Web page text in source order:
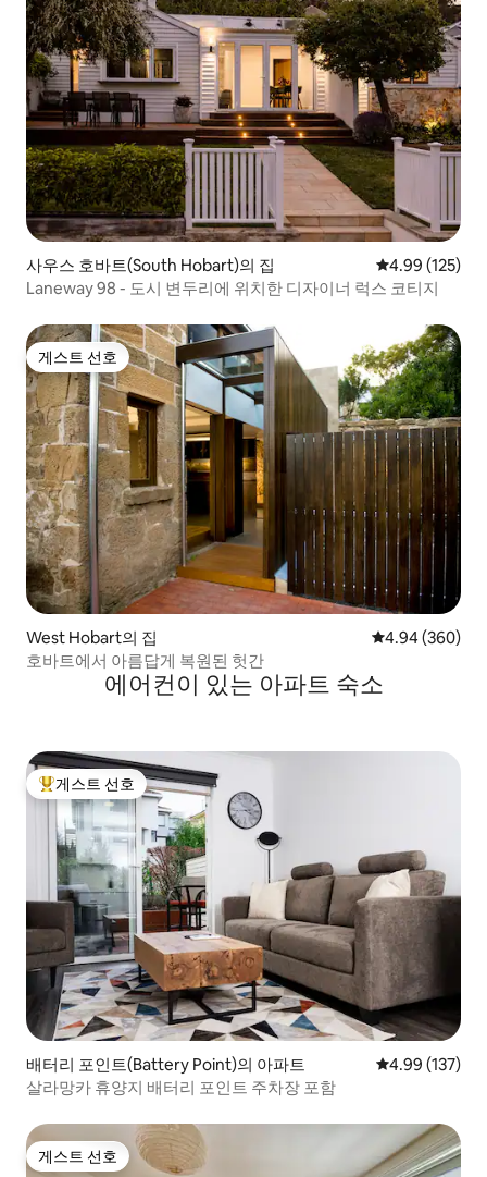
사우스 호바트(South Hobart)의 집 평점 4.99점(5
4.99 (125)
Laneway 98 - 도시 변두리에 위치한 디자이너 럭스 코티지
게스트 선호
게스트 선호
West Hobart의 집 평점 4.94점(5
4.94 (360)
호바트에서 아름답게 복원된 헛간
에어컨이 있는 아파트 숙소
상위 게스트 선호
게스트 선호
배터리 포인트(Battery Point)의 아파트 평점 4.99점(5
4.99 (137)
살라망카 휴양지 배터리 포인트 주차장 포함
게스트 선호
게스트 선호